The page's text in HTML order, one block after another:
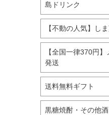
島ドリンク
【不動の人気】し
【全国一律370円
発送
送料無料ギフト
黒糖焼酎・その他酒